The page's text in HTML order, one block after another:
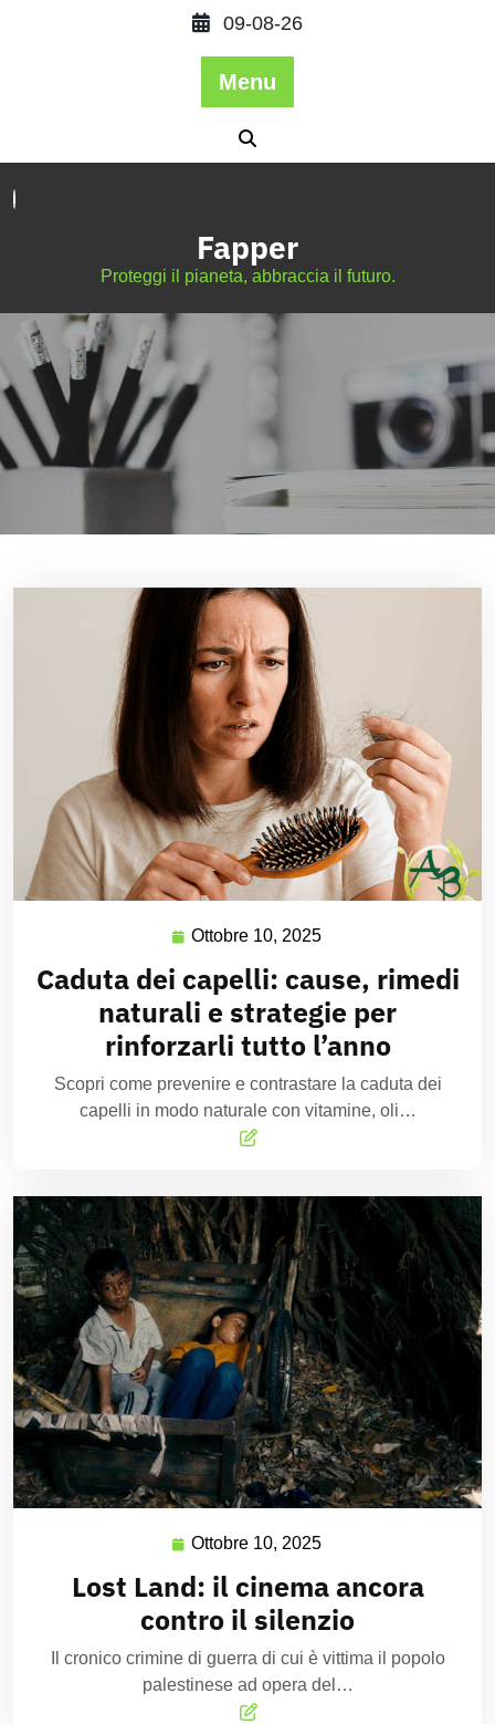
09-08-26
Menu
Fapper
Proteggi il pianeta, abbraccia il futuro.
Ottobre 10, 2025
Caduta dei capelli: cause, rimedi
naturali e strategie per
rinforzarli tutto l’anno
Scopri come prevenire e contrastare la caduta dei
capelli in modo naturale con vitamine, oli…
Ottobre 10, 2025
Lost Land: il cinema ancora
contro il silenzio
Il cronico crimine di guerra di cui è vittima il popolo
palestinese ad opera del…